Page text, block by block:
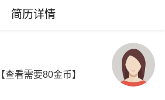
简历详情
【查看需要80金币】